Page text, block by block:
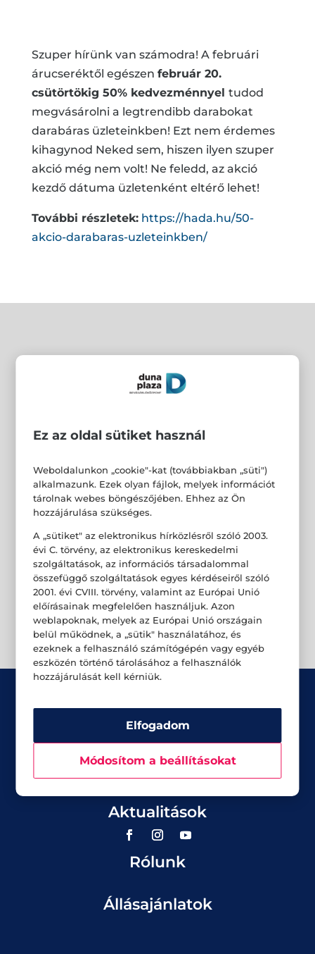
Szuper hírünk van számodra! A februári
árucseréktől egészen február 20.
csütörtökig 50% kedvezménnyel tudod
megvásárolni a legtrendibb darabokat
darabáras üzleteinkben! Ezt nem érdemes
kihagynod Neked sem, hiszen ilyen szuper
akció még nem volt! Ne feledd, az akció
kezdő dátuma üzletenként eltérő lehet!
További részletek: https://hada.hu/50-
akcio-darabaras-uzleteinkben/
Üzletek
Aktualitások
Rólunk
Állásajánlatok
Ez az oldal sütiket használ
Weboldalunkon „cookie"-kat (továbbiakban „süti")
alkalmazunk. Ezek olyan fájlok, melyek információt
tárolnak webes böngészőjében. Ehhez az Ön
hozzájárulása szükséges.
A „sütiket" az elektronikus hírközlésről szóló 2003.
évi C. törvény, az elektronikus kereskedelmi
szolgáltatások, az információs társadalommal
összefüggő szolgáltatások egyes kérdéseiről szóló
2001. évi CVIII. törvény, valamint az Európai Unió
előírásainak megfelelően használjuk. Azon
weblapoknak, melyek az Európai Unió országain
belül működnek, a „sütik" használatához, és
ezeknek a felhasználó számítógépén vagy egyéb
eszközén történő tárolásához a felhasználók
hozzájárulását kell kérniük.
Elfogadom
Módosítom a beállításokat